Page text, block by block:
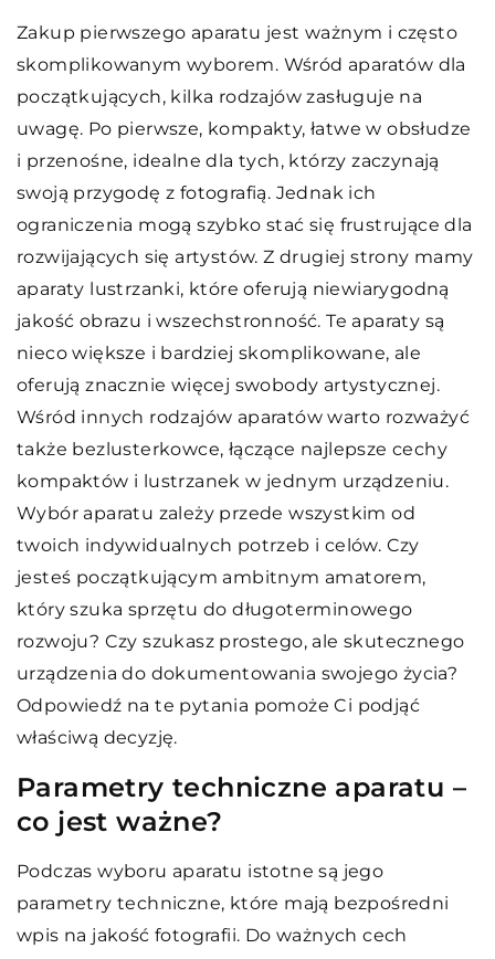
Zakup pierwszego aparatu jest ważnym i często
skomplikowanym wyborem. Wśród aparatów dla
początkujących, kilka rodzajów zasługuje na
uwagę. Po pierwsze, kompakty, łatwe w obsłudze
i przenośne, idealne dla tych, którzy zaczynają
swoją przygodę z fotografią. Jednak ich
ograniczenia mogą szybko stać się frustrujące dla
rozwijających się artystów. Z drugiej strony mamy
aparaty lustrzanki, które oferują niewiarygodną
jakość obrazu i wszechstronność. Te aparaty są
nieco większe i bardziej skomplikowane, ale
oferują znacznie więcej swobody artystycznej.
Wśród innych rodzajów aparatów warto rozważyć
także bezlusterkowce, łączące najlepsze cechy
kompaktów i lustrzanek w jednym urządzeniu.
Wybór aparatu zależy przede wszystkim od
twoich indywidualnych potrzeb i celów. Czy
jesteś początkującym ambitnym amatorem,
który szuka sprzętu do długoterminowego
rozwoju? Czy szukasz prostego, ale skutecznego
urządzenia do dokumentowania swojego życia?
Odpowiedź na te pytania pomoże Ci podjąć
właściwą decyzję.
Parametry techniczne aparatu –
co jest ważne?
Podczas wyboru aparatu istotne są jego
parametry techniczne, które mają bezpośredni
wpis na jakość fotografii. Do ważnych cech